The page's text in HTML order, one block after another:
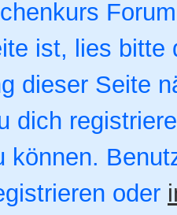
ist, lies bitte
dieser Seite
dich
können.
oder